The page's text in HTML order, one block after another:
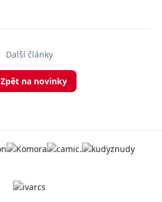
Další články
Zpět na novinky